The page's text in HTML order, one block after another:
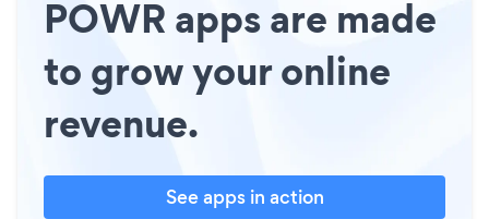
POWR apps are made
to grow your online
revenue.
See apps in action